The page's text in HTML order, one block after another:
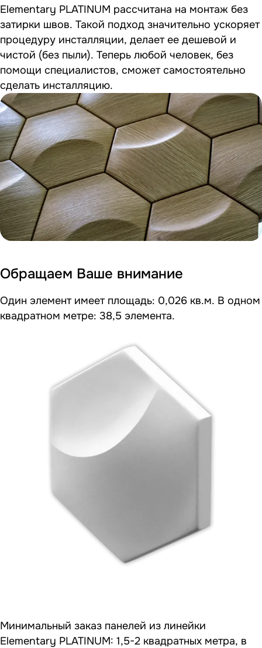
Elementary PLATINUM рассчитана на монтаж без
затирки швов. Такой подход значительно ускоряет
процедуру инсталляции, делает ее дешевой и
чистой (без пыли). Теперь любой человек, без
помощи специалистов, сможет самостоятельно
сделать инсталляцию.
Обращаем Ваше внимание
Один элемент имеет площадь: 0,026 кв.м. В одном
квадратном метре: 38,5 элемента.
Минимальный заказ панелей из линейки
Elementary PLATINUM: 1,5-2 квадратных метра, в